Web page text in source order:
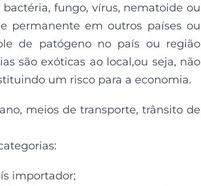
fungo, vírus, nematoide ou
permanente em outros países ou
de patógeno no país ou região
são exóticas ao local,ou seja, não
um risco para a economia.
meios de transporte, trânsito de
importador;